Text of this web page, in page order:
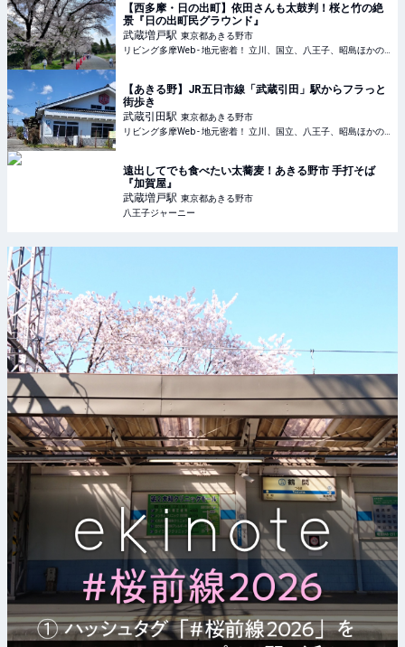
【西多摩・日の出町】依田さんも太鼓判！桜と竹の絶
景『日の出町民グラウンド』
武蔵増戸駅 東京都あきる野市
【あきる野】JR五日市線「武蔵引田」駅からフラっと
街歩き
武蔵引田駅 東京都あきる野市
遠出してでも食べたい太蕎麦！あきる野市 手打そば
『加賀屋』
武蔵増戸駅 東京都あきる野市
八王子ジャーニー